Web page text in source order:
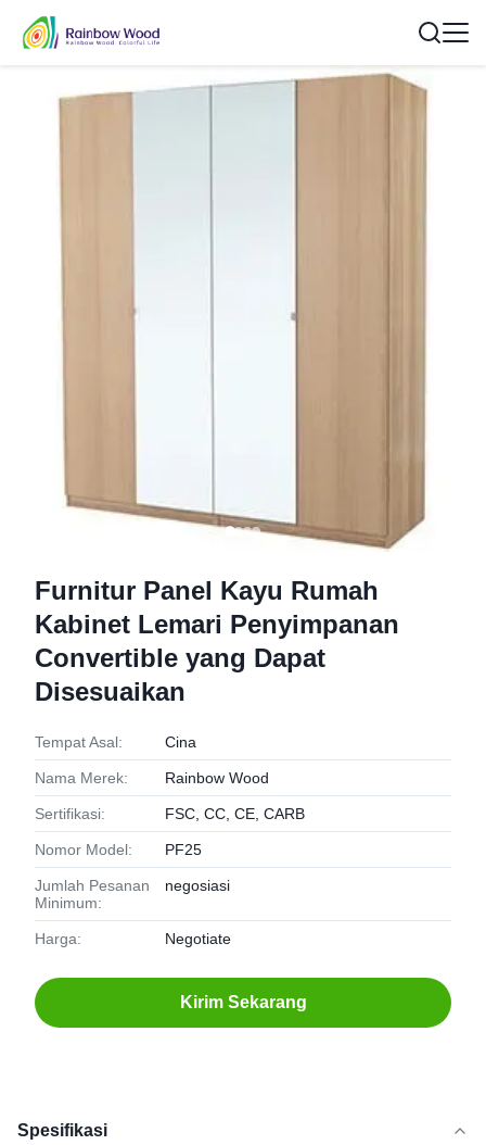
Furnitur Panel Kayu Rumah
Kabinet Lemari Penyimpanan
Convertible yang Dapat
Disesuaikan
Tempat Asal: Cina
Nama Merek: Rainbow Wood
Sertifikasi: FSC, CC, CE, CARB
Nomor Model: PF25
Jumlah Pesanan
Minimum:
negosiasi
Harga: Negotiate
Kirim Sekarang
Spesifikasi